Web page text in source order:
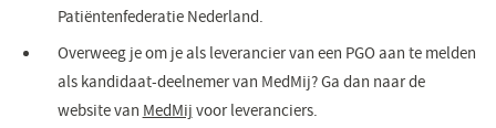
een
nieuw
Patiëntenfederatie Nederland.
Overweeg je om je als leverancier van een PGO aan te melden
als kandidaat-deelnemer van MedMij? Ga dan naar de
website van MedMij (opent
voor leveranciers.